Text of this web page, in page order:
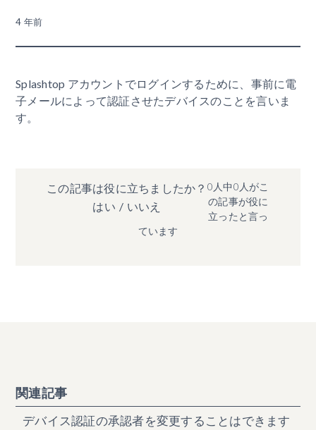
4 年前
Splashtop アカウントでログインするために、事前に電
子メールによって認証させたデバイスのことを言いま
す。
この記事は役に立ちましたか？
はい / いいえ
0人中0人がこ
の記事が役に
立ったと言っ
ています
関連記事
デバイス認証の承認者を変更することはできます